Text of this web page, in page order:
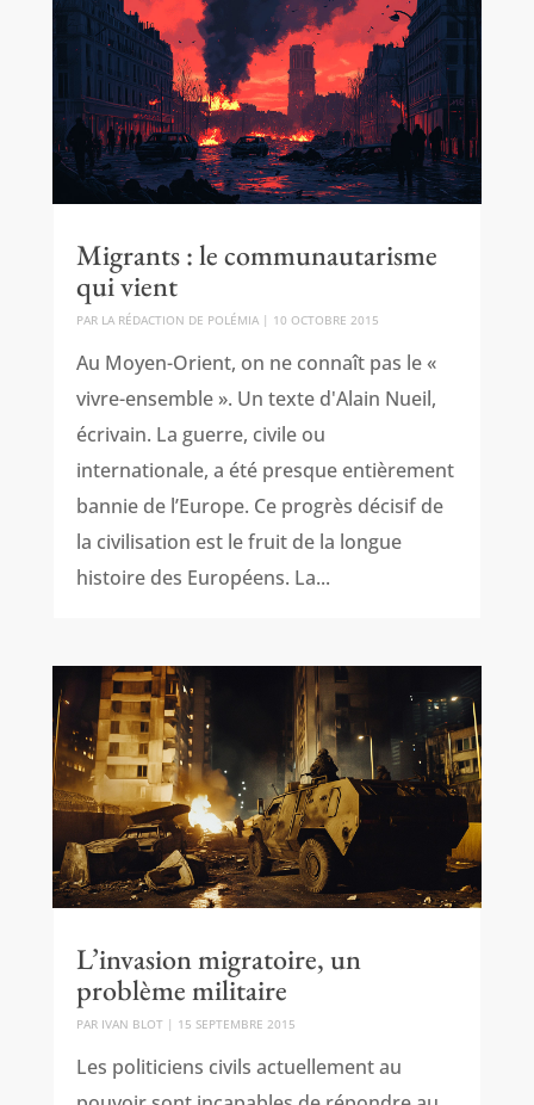
Migrants : le communautarisme
qui vient
PAR LA RÉDACTION DE POLÉMIA| 10 OCTOBRE 2015
Au Moyen-Orient, on ne connaît pas le «
vivre-ensemble ». Un texte d'Alain Nueil,
écrivain. La guerre, civile ou
internationale, a été presque entièrement
bannie de l’Europe. Ce progrès décisif de
la civilisation est le fruit de la longue
histoire des Européens. La...
L’invasion migratoire, un
problème militaire
PAR IVAN BLOT| 15 SEPTEMBRE 2015
Les politiciens civils actuellement au